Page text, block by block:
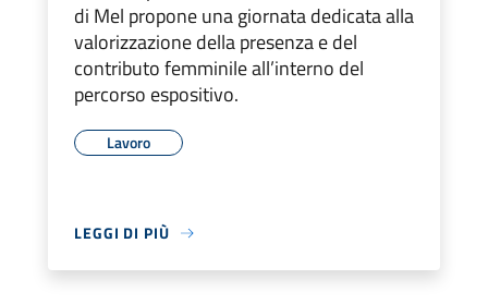
di Mel propone una giornata dedicata alla
valorizzazione della presenza e del
contributo femminile all’interno del
percorso espositivo.
Lavoro
LEGGI DI PIÙ